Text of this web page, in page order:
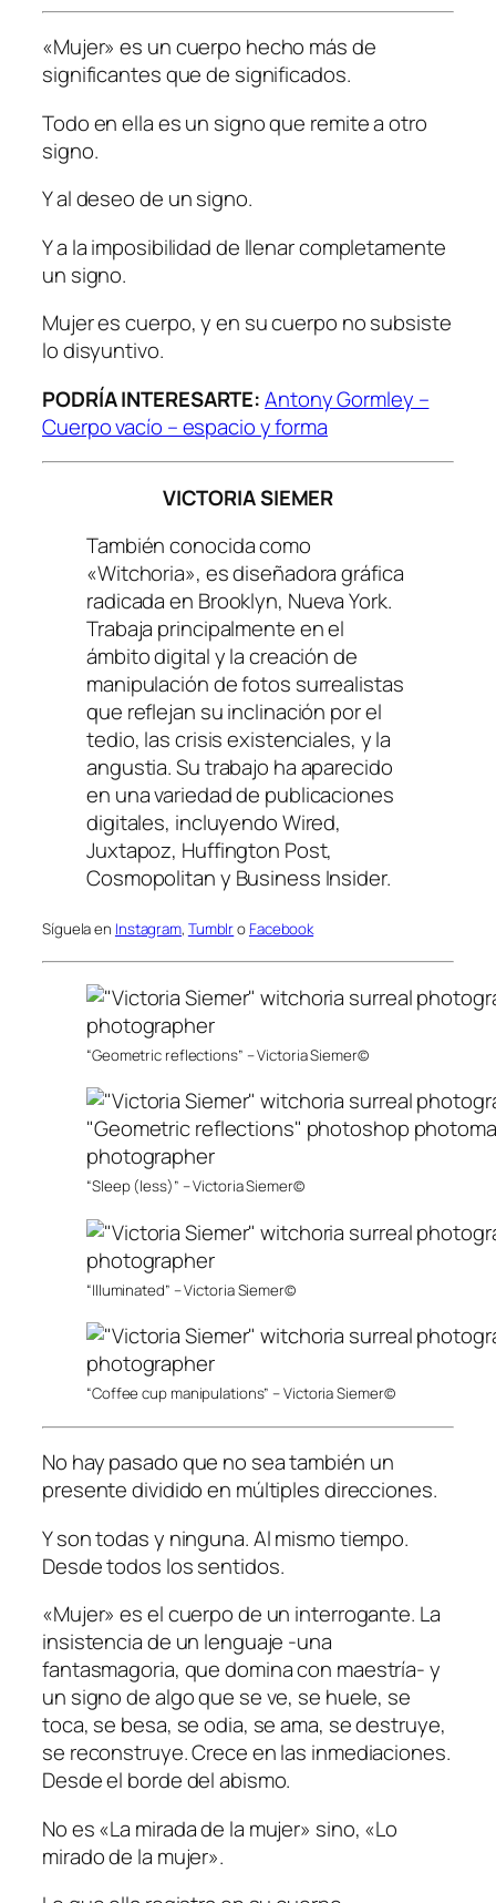
«Mujer» es un cuerpo hecho más de
significantes que de significados.
Todo en ella es un signo que remite a otro
signo.
Y al deseo de un signo.
Y a la imposibilidad de llenar completamente
un signo.
Mujer es cuerpo, y en su cuerpo no subsiste
lo disyuntivo.
PODRÍA INTERESARTE:Antony Gormley –
Cuerpo vacío – espacio y forma
VICTORIA SIEMER
También conocida como
«Witchoria», es diseñadora gráfica
radicada en Brooklyn, Nueva York.
Trabaja principalmente en el
ámbito digital y la creación de
manipulación de fotos surrealistas
que reflejan su inclinación por el
tedio, las crisis existenciales, y la
angustia. Su trabajo ha aparecido
en una variedad de publicaciones
digitales, incluyendo Wired,
Juxtapoz, Huffington Post,
Cosmopolitan y Business Insider.
Síguela en Instagram, Tumblro Facebook
“Geometric reflections” – Victoria Siemer©
“Sleep (less)” – Victoria Siemer©
“Illuminated” – Victoria Siemer©
“Coffee cup manipulations” – Victoria Siemer©
No hay pasado que no sea también un
presente dividido en múltiples direcciones.
Y son todas y ninguna. Al mismo tiempo.
Desde todos los sentidos.
«Mujer» es el cuerpo de un interrogante. La
insistencia de un lenguaje -una
fantasmagoria, que domina con maestría- y
un signo de algo que se ve, se huele, se
toca, se besa, se odia, se ama, se destruye,
se reconstruye. Crece en las inmediaciones.
Desde el borde del abismo.
No es «La mirada de la mujer» sino, «Lo
mirado de la mujer».